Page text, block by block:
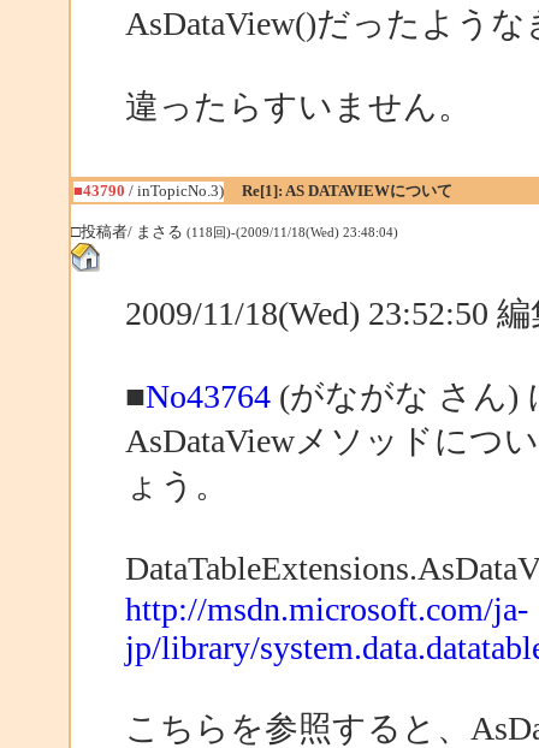
AsDataView()だったよう
違ったらすいません。
■43790 / inTopicNo.3) Re[1]: AS DATAVIEWについて
□投稿者/ まさる (118回)-(2009/11/18(Wed) 23:48:04)
2009/11/18(Wed) 23:52:50
■No43764(がながな さん)
AsDataViewメソッドにつ
ょう。
http://msdn.microsoft.com/ja-
jp/library/
こちらを参照すると、